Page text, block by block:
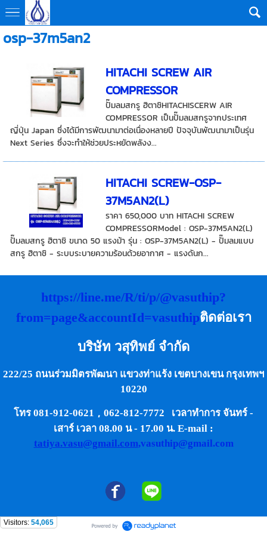
osp-37m5an2
HITACHI SCREW AIR
COMPRESSOR
ปั๊มลมสกรู ฮิตาชิHITACHISCERW AIR
COMPRESSOR เป็นปั๊มลมสกรูจากประเทศ
ญี่ปุ่น Japan ซึ่งได้มีการพัฒนามาต่อเนื่องหลายปี ปัจจุบันพัฒนามาเป็นรุ่น
Next Series ซึ่งจะทำให้ช่วยประหยัดพลังง...
HITACHI SCREW-OSP-
37M5AN2(L)
ราคา 650,000 บาท HITACHI SCREW
COMPRESSORModel : OSP-37M5AN2(L)
ปั๊มลมสกรู ฮิตาชิ ขนาด 50 แรงม้า รุ่น : OSP-37M5AN2(L) - ปั๊มลมแบบ
สกรู ฮิตาชิ - ระบบระบายความร้อนด้วยอากาศ - แรงดันก...
https://line.me/R/ti/p/@vasuthip?
from=page&accountId=vasuthipติดต่อเรา
บริษัท วสุทิพย์ จำกัด
222/25 ถนนร่วมมิตรพัฒนา แขวงท่าแร้ง เขตบางเขน กรุงเทพฯ
10220
โทร 081-912-0621 , 062-812-7772 เวลาทำการ จันทร์ -
เสาร์ เวลา 08.00 น - 17.00 น. E-mail :
tatiya.vasu@gmail.com,vasuthip@gmail.com
Visitors: 54,065